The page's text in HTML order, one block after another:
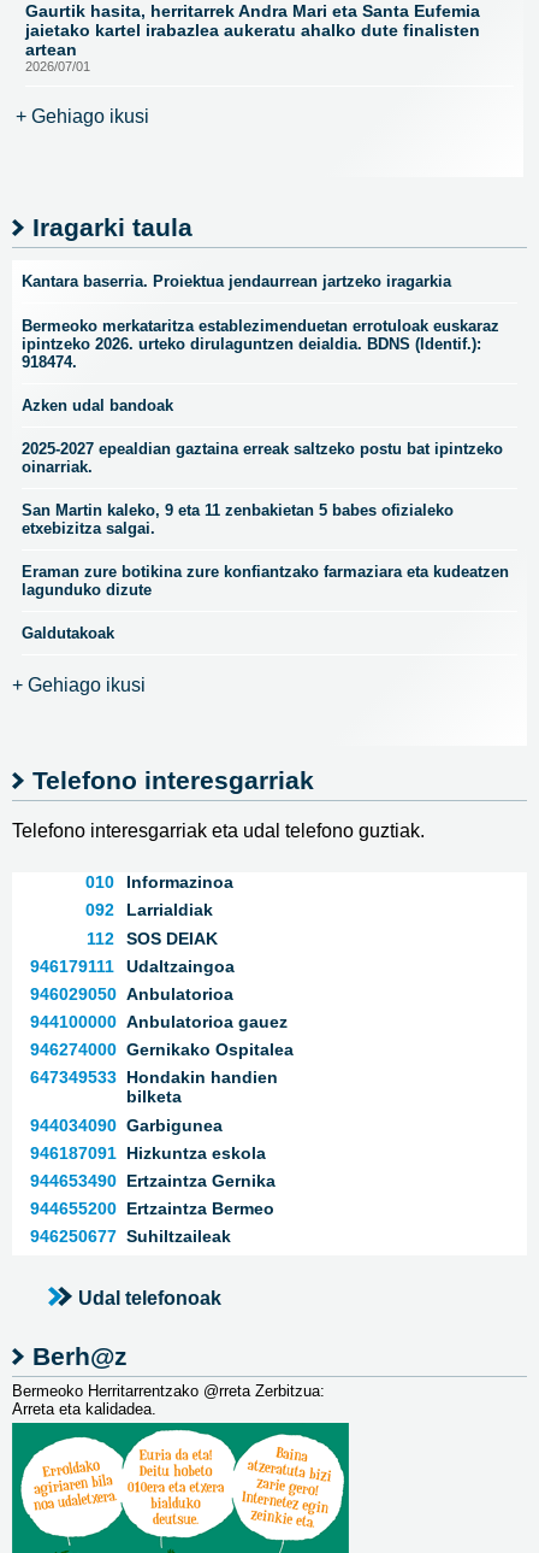
Gaurtik hasita, herritarrek Andra Mari eta Santa Eufemia
jaietako kartel irabazlea aukeratu ahalko dute finalisten
artean
2026/07/01
+ Gehiago ikusi
Iragarki taula
Kantara baserria. Proiektua jendaurrean jartzeko iragarkia
Bermeoko merkataritza establezimenduetan errotuloak euskaraz
ipintzeko 2026. urteko dirulaguntzen deialdia. BDNS (Identif.):
918474.
Azken udal bandoak
2025-2027 epealdian gaztaina erreak saltzeko postu bat ipintzeko
oinarriak.
San Martin kaleko, 9 eta 11 zenbakietan 5 babes ofizialeko
etxebizitza salgai.
Eraman zure botikina zure konfiantzako farmaziara eta kudeatzen
lagunduko dizute
Galdutakoak
+ Gehiago ikusi
Telefono interesgarriak
Telefono interesgarriak eta udal telefono guztiak.
010
Informazinoa
092
Larrialdiak
112
SOS DEIAK
946179111
Udaltzaingoa
946029050 Anbulatorioa
944100000 Anbulatorioa gauez
946274000 Gernikako Ospitalea
647349533 Hondakin handien
bilketa
944034090 Garbigunea
946187091 Hizkuntza eskola
944653490 Ertzaintza Gernika
944655200 Ertzaintza Bermeo
946250677 Suhiltzaileak
Udal telefonoak
Berh@z
Bermeoko Herritarrentzako @rreta Zerbitzua:
Arreta eta kalidadea.